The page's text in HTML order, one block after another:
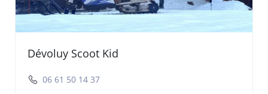
Dévoluy Scoot Kid
06 61 50 14 37